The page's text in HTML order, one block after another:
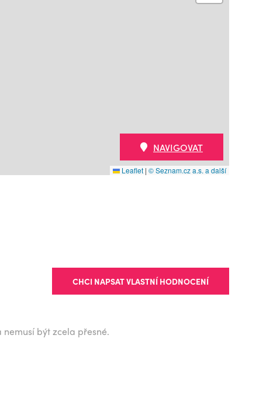
Leaflet | © Seznam.cz a.s. a další
NAVIGOVAT
CHCI NAPSAT VLASTNÍ HODNOCENÍ
být zcela přesné.